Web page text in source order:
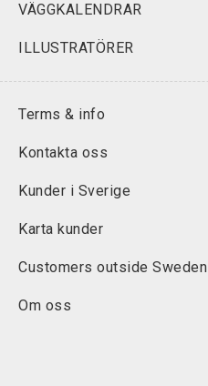
VÄGGKALENDRAR
ILLUSTRATÖRER
Terms & info
Kontakta oss
Kunder i Sverige
Karta kunder
Customers outside Sweden
Om oss